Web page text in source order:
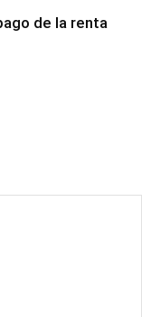
de la renta